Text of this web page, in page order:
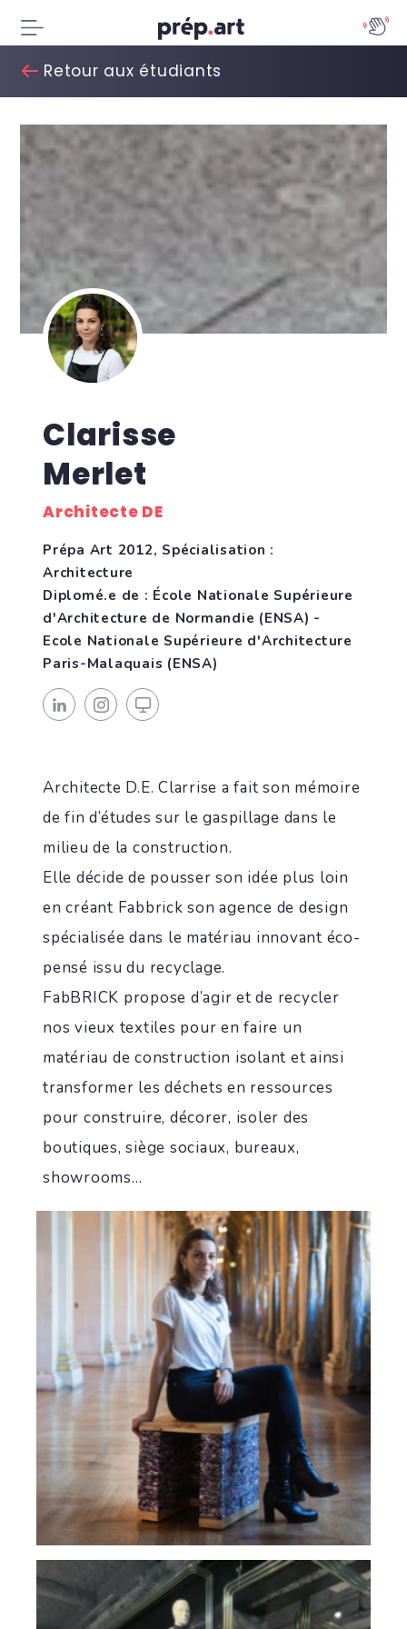
Retour aux étudiants
Clarisse
Merlet
Architecte DE
Prépa Art 2012, Spécialisation :
Architecture
Diplomé.e de : École Nationale Supérieure
d'Architecture de Normandie (ENSA) -
Ecole Nationale Supérieure d'Architecture
Paris-Malaquais (ENSA)
Architecte D.E. Clarrise a fait son mémoire
de fin d’études sur le gaspillage dans le
milieu de la construction.
Elle décide de pousser son idée plus loin
en créant Fabbrick son agence de design
spécialisée dans le matériau innovant éco-
pensé issu du recyclage.
FabBRICK propose d’agir et de recycler
nos vieux textiles pour en faire un
matériau de construction isolant et ainsi
transformer les déchets en ressources
pour construire, décorer, isoler des
boutiques, siège sociaux, bureaux,
showrooms…